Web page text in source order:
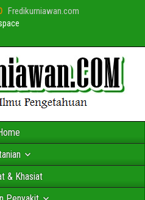
Fredikurniawan.com
& Khasiat